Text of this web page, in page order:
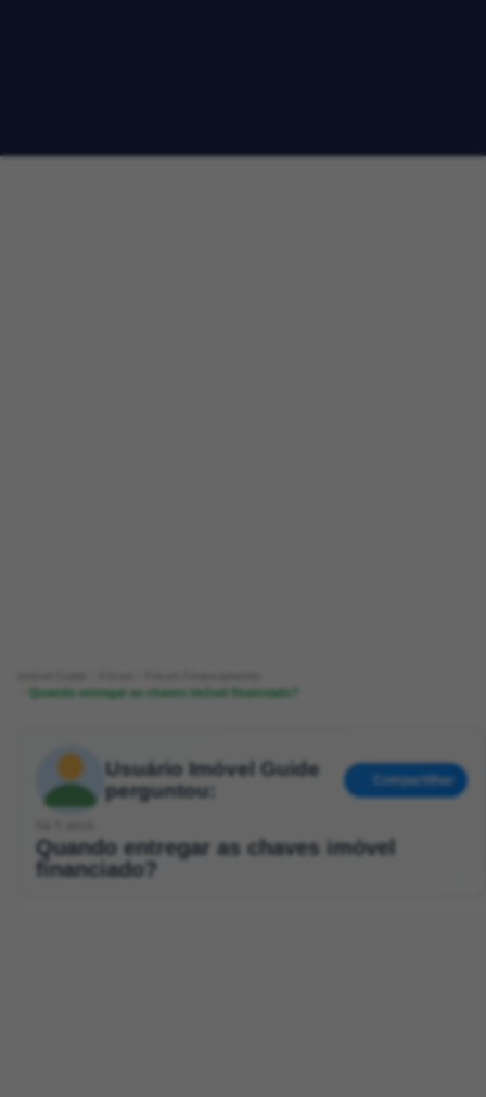
Quando entregar as chaves imóvel financiado?
Usuário Imóvel Guide
perguntou:
Compartilhar
Quando entregar as chaves imóvel
financiado?